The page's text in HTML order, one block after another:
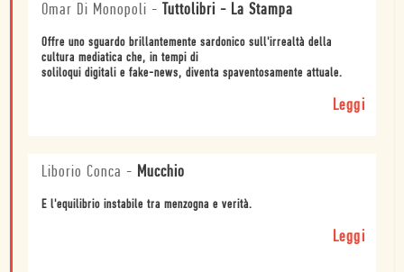
Omar Di Monopoli - Tuttolibri - La Stampa
Offre uno sguardo brillantemente sardonico sull'irrealtà della
cultura mediatica che, in tempi di
soliloqui digitali e fake-news, diventa spaventosamente attuale.
Leggi
Liborio Conca - Mucchio
E l'equilibrio instabile tra menzogna e verità.
Leggi